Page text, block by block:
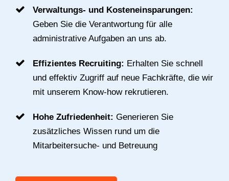
Verwaltungs- und Kosteneinsparungen:
Geben Sie die Verantwortung für alle
administrative Aufgaben an uns ab.
Effizientes Recruiting: Erhalten Sie schnell
und effektiv Zugriff auf neue Fachkräfte, die wir
mit unserem Know-how rekrutieren.
Hohe Zufriedenheit: Generieren Sie
zusätzliches Wissen rund um die
Mitarbeitersuche- und Betreuung